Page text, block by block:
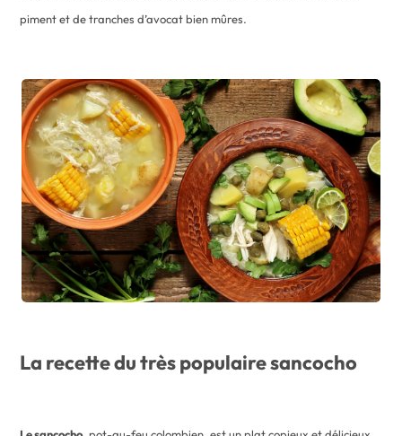
piment et de tranches d’avocat bien mûres.
La recette du très populaire sancocho